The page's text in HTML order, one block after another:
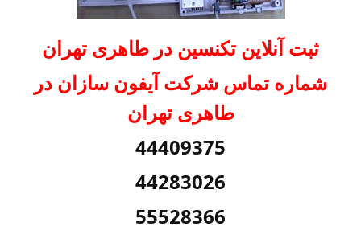
ثبت آنلاین تکنسین در طاهری تهران
شماره تماس شرکت آیفون سازان در
طاهری تهران
44409375
44283026
55528366